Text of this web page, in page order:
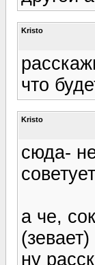
Kristo
что
Kristo
сюда-
а че,
(зевает)
ну